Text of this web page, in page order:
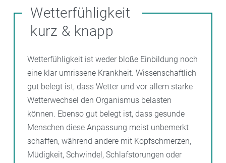
Wetterfühligkeit
kurz & knapp
Wetterfühligkeit ist weder bloße Einbildung noch
eine klar umrissene Krankheit. Wissenschaftlich
gut belegt ist, dass Wetter und vor allem starke
Wetterwechsel den Organismus belasten
können. Ebenso gut belegt ist, dass gesunde
Menschen diese Anpassung meist unbemerkt
schaffen, während andere mit Kopfschmerzen,
Müdigkeit, Schwindel, Schlafstörungen oder